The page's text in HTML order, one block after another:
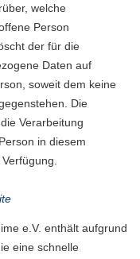
welche
Person
der für die
Daten auf
soweit dem keine
Die
Verarbeitung
in diesem
e.V. enthält aufgrund
eine schnelle